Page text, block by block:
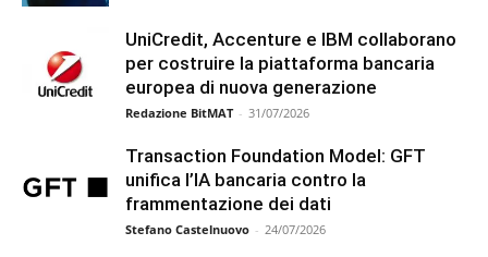
UniCredit, Accenture e IBM collaborano
per costruire la piattaforma bancaria
europea di nuova generazione
Redazione BitMAT - 31/07/2026
Transaction Foundation Model: GFT
unifica l’IA bancaria contro la
frammentazione dei dati
Stefano Castelnuovo - 24/07/2026